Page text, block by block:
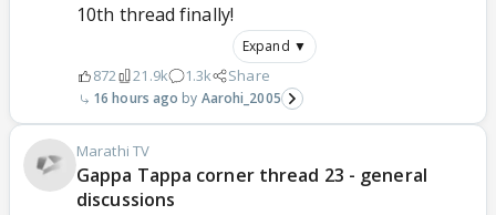
10th thread finally!
Expand ▼
872 21.9k 1.3k Share
16 hours ago Aarohi_2005
Marathi TV
Gappa Tappa corner thread 23 - general
discussions